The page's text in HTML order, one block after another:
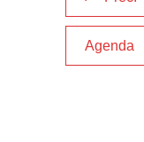
Agenda